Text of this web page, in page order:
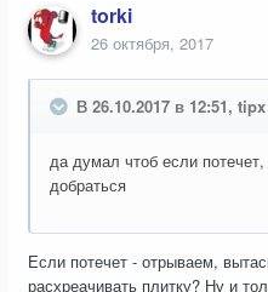
torki
26 октября, 2017
В 26.10.2017 в 12:51, tipx
да думал чтоб если
добраться
Если потечет - отрываем,
расхреачивать плитку? Ну и